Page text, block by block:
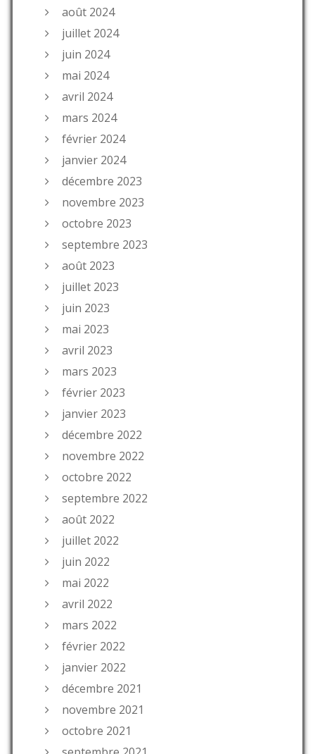
août 2024
juillet 2024
juin 2024
mai 2024
avril 2024
mars 2024
février 2024
janvier 2024
décembre 2023
novembre 2023
octobre 2023
septembre 2023
août 2023
juillet 2023
juin 2023
mai 2023
avril 2023
mars 2023
février 2023
janvier 2023
décembre 2022
novembre 2022
octobre 2022
septembre 2022
août 2022
juillet 2022
juin 2022
mai 2022
avril 2022
mars 2022
février 2022
janvier 2022
décembre 2021
novembre 2021
octobre 2021